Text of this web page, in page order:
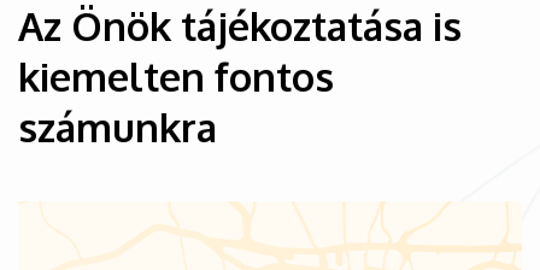
Az Önök tájékoztatása is
kiemelten fontos
számunkra